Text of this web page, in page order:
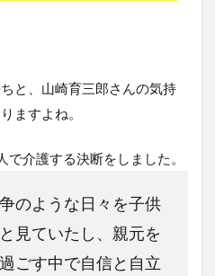
と、山崎育三郎さんの気持
ますよね。
介護する決断をしました。
のような日々を子供
見ていたし、親元を
ごす中で自信と自立